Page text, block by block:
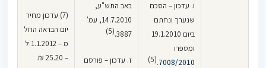
ו. עדכון – הסכם
שנערך ונחתם
ביום 19.1.2010
ומספרו
7008/2010
.
(5)
באב התש"ע,
14.7.2010, עמ'
3887.
(5)
ז. עדכון – פורסם
(7) עדכון מחיר
יום הבראה החל
מ – 1.1.2012 ל
– 25.20 ₪.